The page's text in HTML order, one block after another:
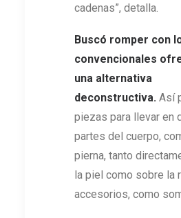
cadenas”, detalla.
Buscó romper con
convencionales
una alternativa
deconstructiva. Así
piezas para llevar en
partes del cuerpo,
pierna, tanto
la piel como sobre la
accesorios, como